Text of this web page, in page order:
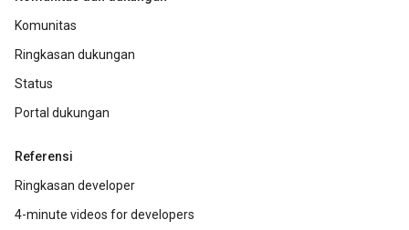
Komunitas
Ringkasan dukungan
Status
Portal dukungan
Referensi
Ringkasan developer
4-minute videos for developers